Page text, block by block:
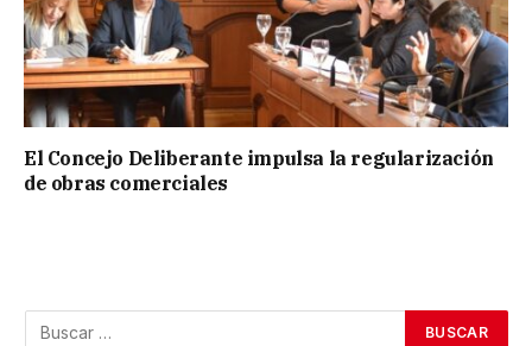
El Concejo Deliberante impulsa la regularización
de obras comerciales